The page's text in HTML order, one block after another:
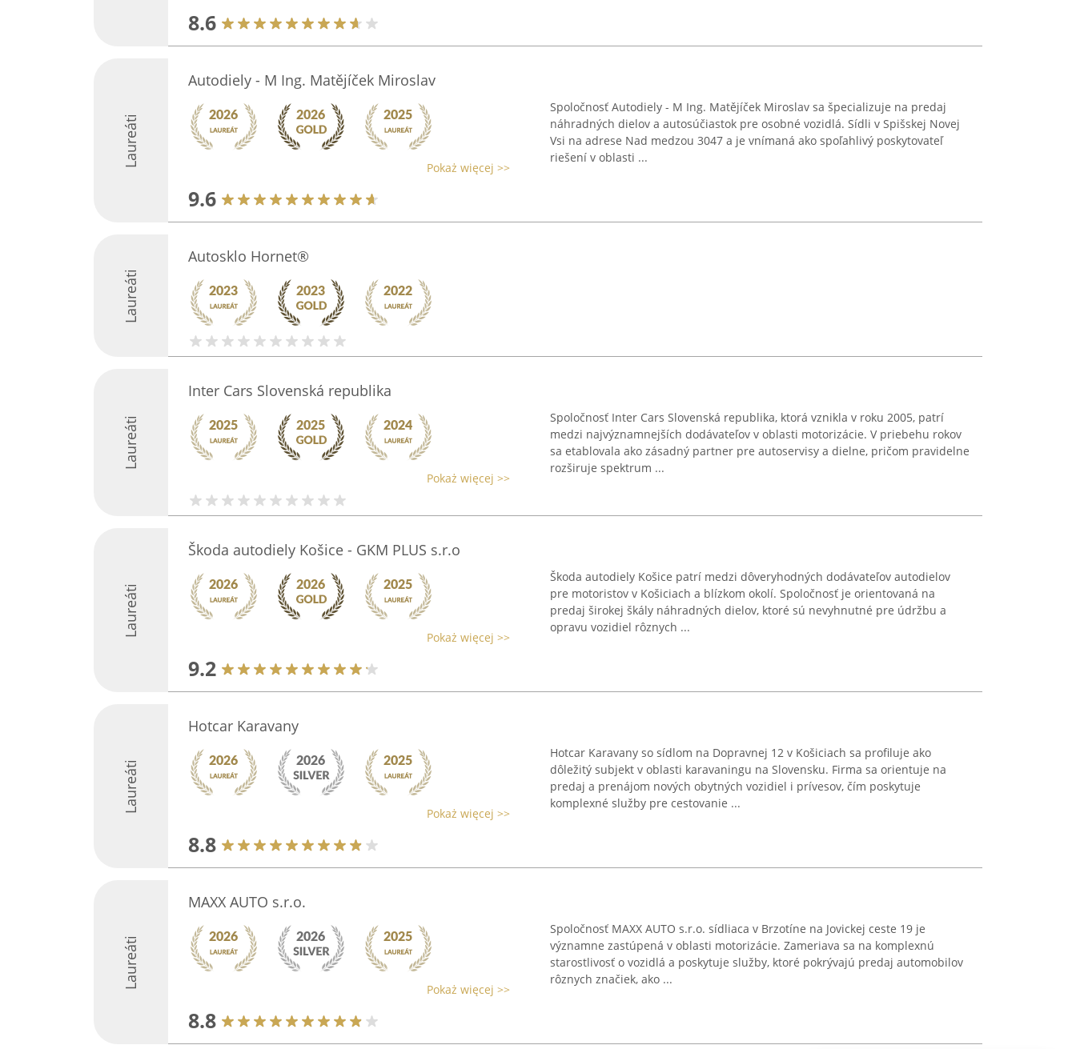
8.6
Laureáti
Autodiely - M Ing. Matějíček Miroslav
Pokaż więcej >>
9.6
Spoločnosť Autodiely - M Ing. Matějíček Miroslav sa špecializuje na predaj
náhradných dielov a autosúčiastok pre osobné vozidlá. Sídli v Spišskej Novej
Vsi na adrese Nad medzou 3047 a je vnímaná ako spoľahlivý poskytovateľ
riešení v oblasti ...
Laureáti
Autosklo Hornet®
Laureáti
Inter Cars Slovenská republika
Pokaż więcej >>
Spoločnosť Inter Cars Slovenská republika, ktorá vznikla v roku 2005, patrí
medzi najvýznamnejších dodávateľov v oblasti motorizácie. V priebehu rokov
sa etablovala ako zásadný partner pre autoservisy a dielne, pričom pravidelne
rozširuje spektrum ...
Laureáti
Škoda autodiely Košice - GKM PLUS s.r.o
Pokaż więcej >>
9.2
Škoda autodiely Košice patrí medzi dôveryhodných dodávateľov autodielov
pre motoristov v Košiciach a blízkom okolí. Spoločnosť je orientovaná na
predaj širokej škály náhradných dielov, ktoré sú nevyhnutné pre údržbu a
opravu vozidiel rôznych ...
Laureáti
Hotcar Karavany
Pokaż więcej >>
8.8
Hotcar Karavany so sídlom na Dopravnej 12 v Košiciach sa profiluje ako
dôležitý subjekt v oblasti karavaningu na Slovensku. Firma sa orientuje na
predaj a prenájom nových obytných vozidiel i prívesov, čím poskytuje
komplexné služby pre cestovanie ...
Laureáti
MAXX AUTO s.r.o.
Pokaż więcej >>
8.8
Spoločnosť MAXX AUTO s.r.o. sídliaca v Brzotíne na Jovickej ceste 19 je
významne zastúpená v oblasti motorizácie. Zameriava sa na komplexnú
starostlivosť o vozidlá a poskytuje služby, ktoré pokrývajú predaj automobilov
rôznych značiek, ako ...